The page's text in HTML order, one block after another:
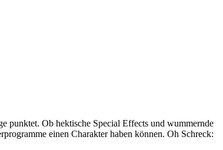
punktet. Ob hektische Special Effects und wummernde
einen Charakter haben können. Oh Schreck: